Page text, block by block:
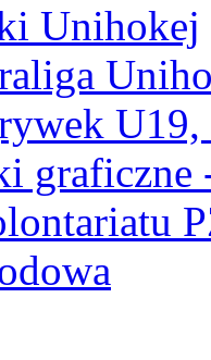
Unihokej
graficzne